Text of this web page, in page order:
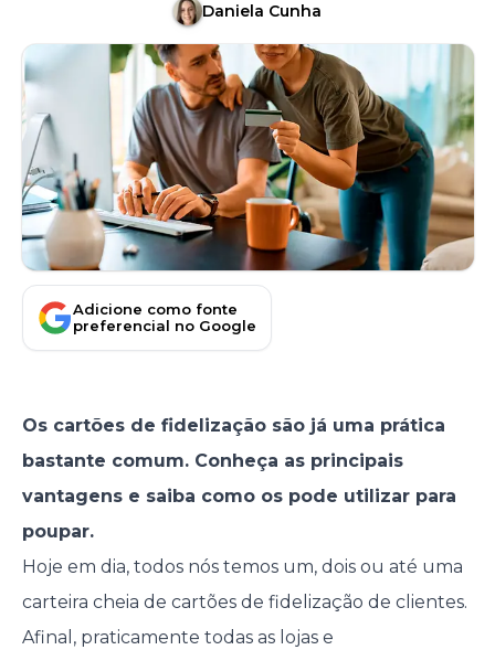
Daniela Cunha
Adicione como fonte
preferencial no Google
Os cartões de fidelização são já uma prática
bastante comum. Conheça as principais
vantagens e saiba como os pode utilizar para
poupar.
Hoje em dia, todos nós temos um, dois ou até uma
carteira cheia de cartões de fidelização de clientes.
Afinal, praticamente todas as lojas e